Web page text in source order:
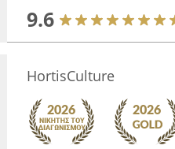
9.6
HortisCulture